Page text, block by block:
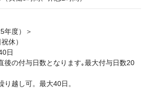
年度）＞
休）
日
の付与日数となります｡最大付与日数20
越し可。最大40日。